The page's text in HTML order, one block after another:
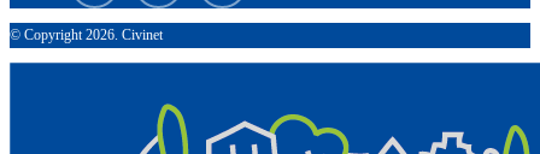
© Copyright 2026. Civinet